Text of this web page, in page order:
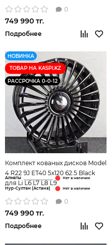
0
749 990 тг.
Подробнее
НОВИНКА
ТОВАР НА KASPI.KZ
РАССРОЧКА 0-0-12
Комплект кованых дисков Model
4 R22 9J ET40 5x120 62.5 Black
для Li L6 L7 L8 L9
Алматы
Нур-Султан (Астана)
0
749 990 тг.
Подробнее